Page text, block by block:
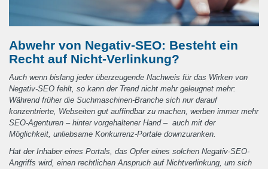
Abwehr von Negativ-SEO: Besteht ein
Recht auf Nicht-Verlinkung?
Auch wenn bislang jeder überzeugende Nachweis für das Wirken von
Negativ-SEO fehlt, so kann der Trend nicht mehr geleugnet mehr:
Während früher die Suchmaschinen-Branche sich nur darauf
konzentrierte, Webseiten gut auffindbar zu machen, werben immer mehr
SEO-Agenturen – hinter vorgehaltener Hand – auch mit der
Möglichkeit, unliebsame Konkurrenz-Portale downzuranken.
Hat der Inhaber eines Portals, das Opfer eines solchen Negativ-SEO-
Angriffs wird, einen rechtlichen Anspruch auf Nichtverlinkung, um sich